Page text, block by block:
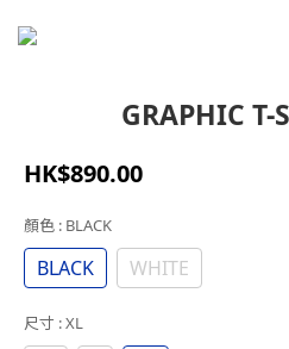
GRAPHIC T-
HK$890.00
顏色 : BLACK
BLACK WHITE
尺寸 : XL